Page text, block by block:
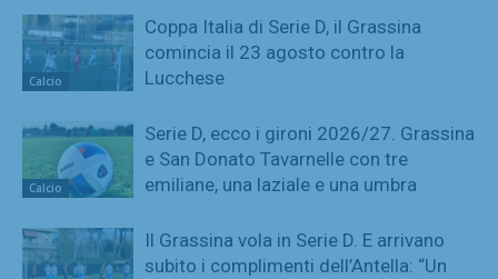
Calcio
Coppa Italia di Serie D, il Grassina
comincia il 23 agosto contro la
Lucchese
Calcio
Serie D, ecco i gironi 2026/27. Grassina
e San Donato Tavarnelle con tre
emiliane, una laziale e una umbra
Il Grassina vola in Serie D. E arrivano
subito i complimenti dell’Antella: “Un